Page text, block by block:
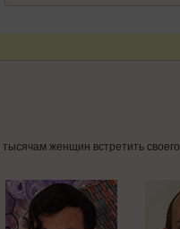
женщин встретить